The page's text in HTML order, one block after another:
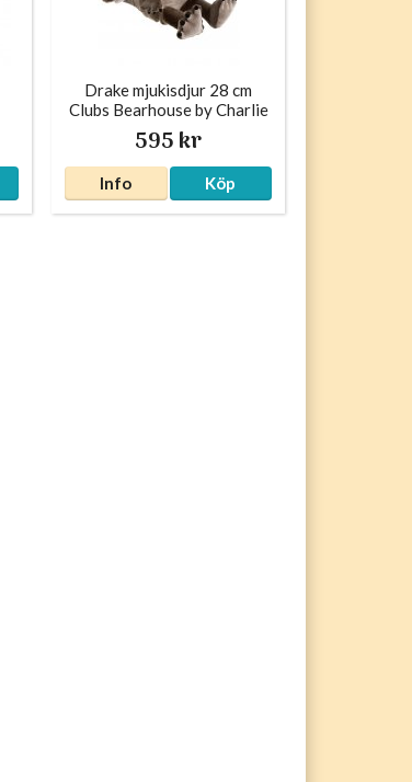
Drake mjukisdjur 28 cm
Clubs Bearhouse by Charlie
Bears
595 kr
Info Köp